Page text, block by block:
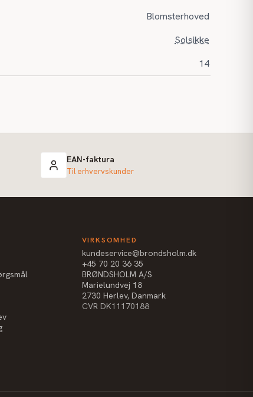
Blomsterhoved
Solsikke
14
EAN-faktura
Til erhvervskunder
VIRKSOMHED
kundeservice@brondsholm.dk
+45 70 20 36 35
BRØNDSHOLM A/S
Marielundvej 18
2730 Herlev, Danmark
CVR DK11170188